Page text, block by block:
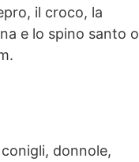
il croco, la
e lo spino santo o
donnole,